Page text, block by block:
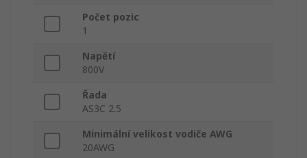
Počet pozic
1
Napětí
800V
Řada
AS3C 2.5
Minimální velikost vodiče AWG
20AWG